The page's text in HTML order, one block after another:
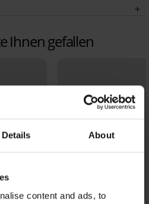
Details About
content and ads, to
Ihnen gefallen